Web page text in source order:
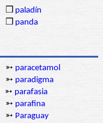
❒ paladín
❒ panda
➳ paracetamol
➳ paradigma
➳ parafasia
➳ parafina
➳ Paraguay